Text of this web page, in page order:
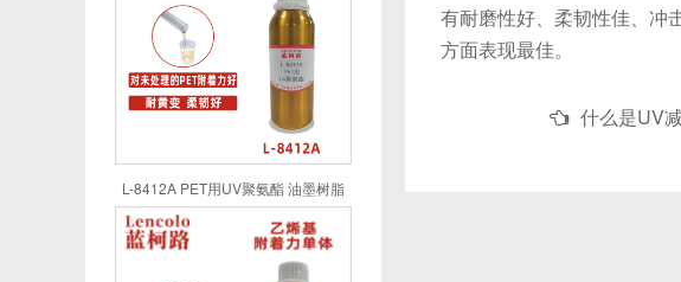
L-8412A PET用UV聚氨酯 油墨树脂
有耐磨性好、柔韧性佳、冲
方面表现最佳。
什么是UV